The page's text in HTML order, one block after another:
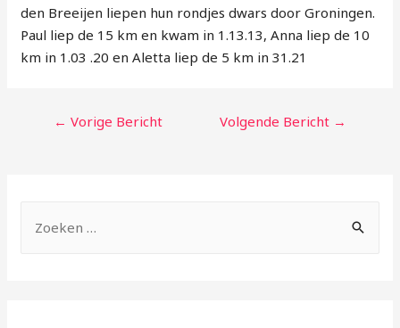
den Breeijen liepen hun rondjes dwars door Groningen.
Paul liep de 15 km en kwam in 1.13.13, Anna liep de 10
km in 1.03 .20 en Aletta liep de 5 km in 31.21
← Vorige Bericht Volgende Bericht →